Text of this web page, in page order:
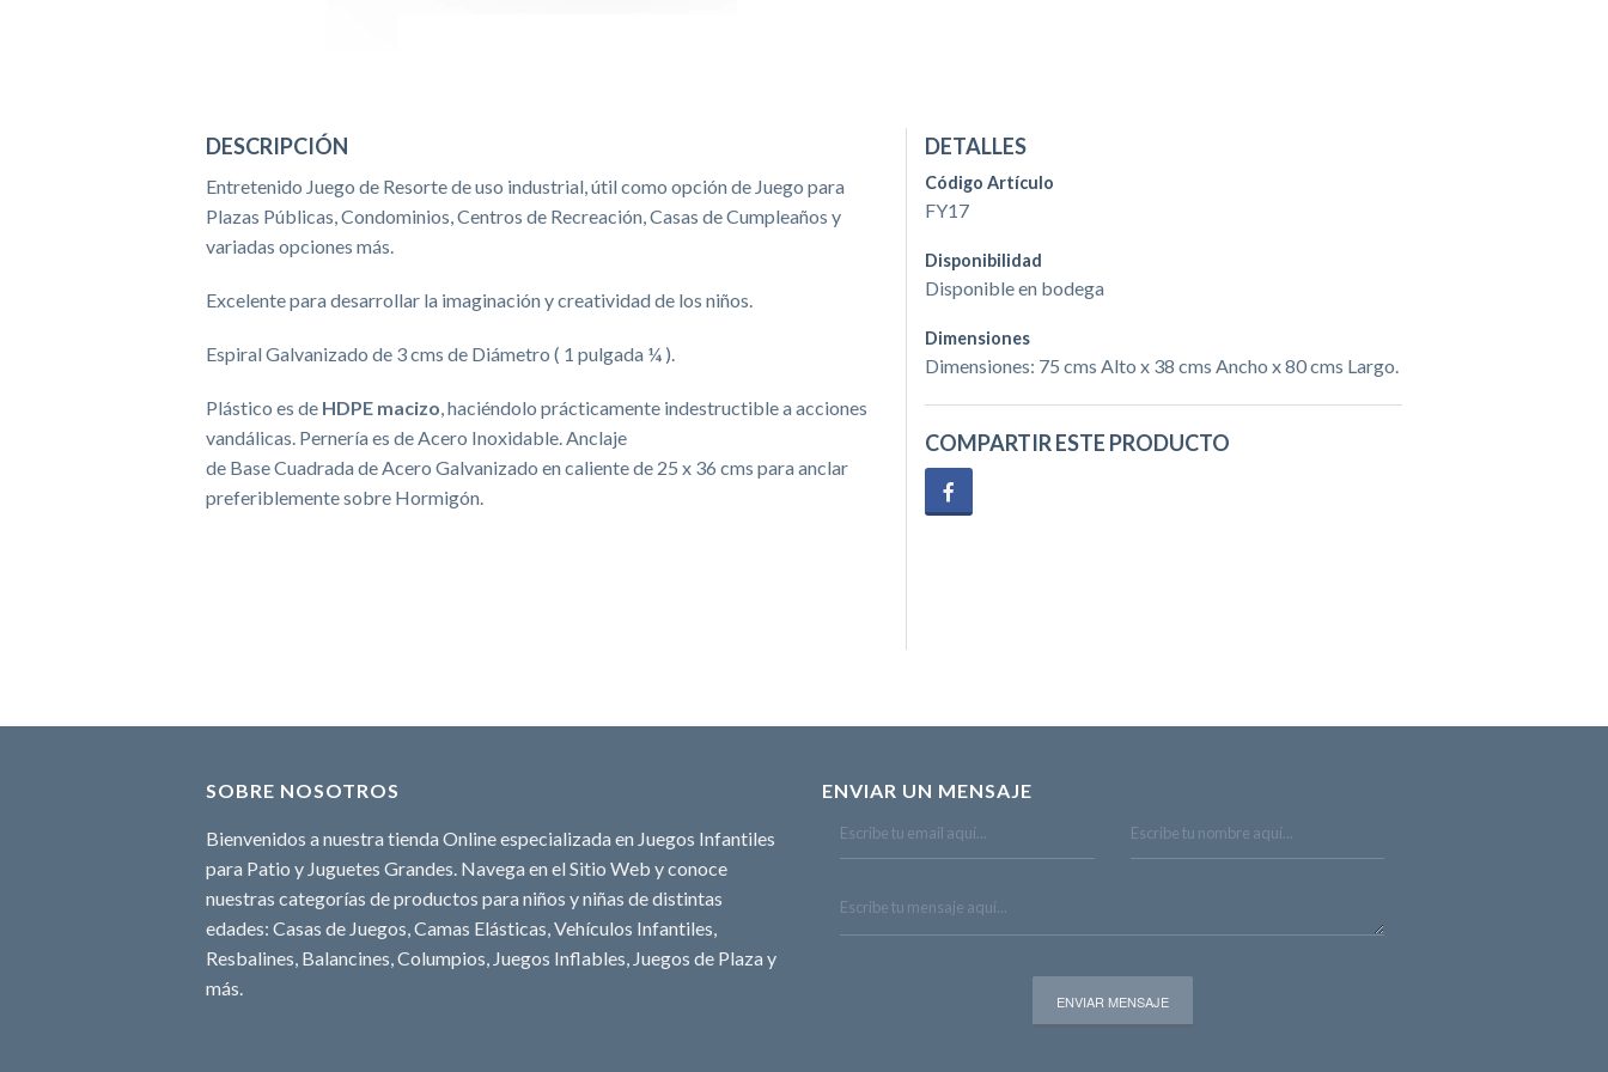
DESCRIPCIÓN
Entretenido Juego de Resorte de uso industrial, útil como opción de Juego para
Plazas Públicas, Condominios, Centros de Recreación, Casas de Cumpleaños y
variadas opciones más.
Excelente para desarrollar la imaginación y creatividad de los niños.
Espiral Galvanizado de 3 cms de Diámetro ( 1 pulgada ¼ ).
Plástico es de HDPE macizo , haciéndolo prácticamente indestructible a acciones
vandálicas. Pernería es de Acero Inoxidable. Anclaje
de Base Cuadrada de Acero Galvanizado en caliente de 25 x 36 cms para anclar
preferiblemente sobre Hormigón.
DETALLES
Código Artículo
FY17
Disponibilidad
Disponible en bodega
Dimensiones
Dimensiones: 75 cms Alto x 38 cms Ancho x 80 cms Largo.
COMPARTIR ESTE PRODUCTO
SOBRE NOSOTROS
Bienvenidos a nuestra tienda Online especializada en Juegos Infantiles
para Patio y Juguetes Grandes. Navega en el Sitio Web y conoce
nuestras categorías de productos para niños y niñas de distintas
edades: Casas de Juegos, Camas Elásticas, Vehículos Infantiles,
Resbalines, Balancines, Columpios, Juegos Inflables, Juegos de Plaza y
más.
ENVIAR UN MENSAJE